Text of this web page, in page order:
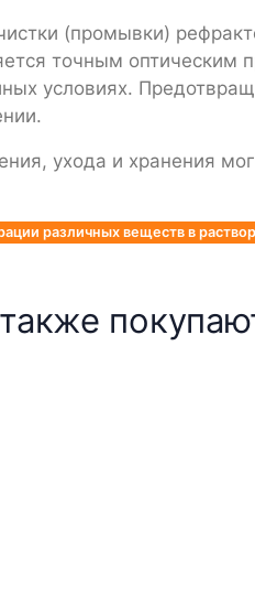
(промывки)
точным оптическим
условиях.
ухода и хранения
различных веществ в